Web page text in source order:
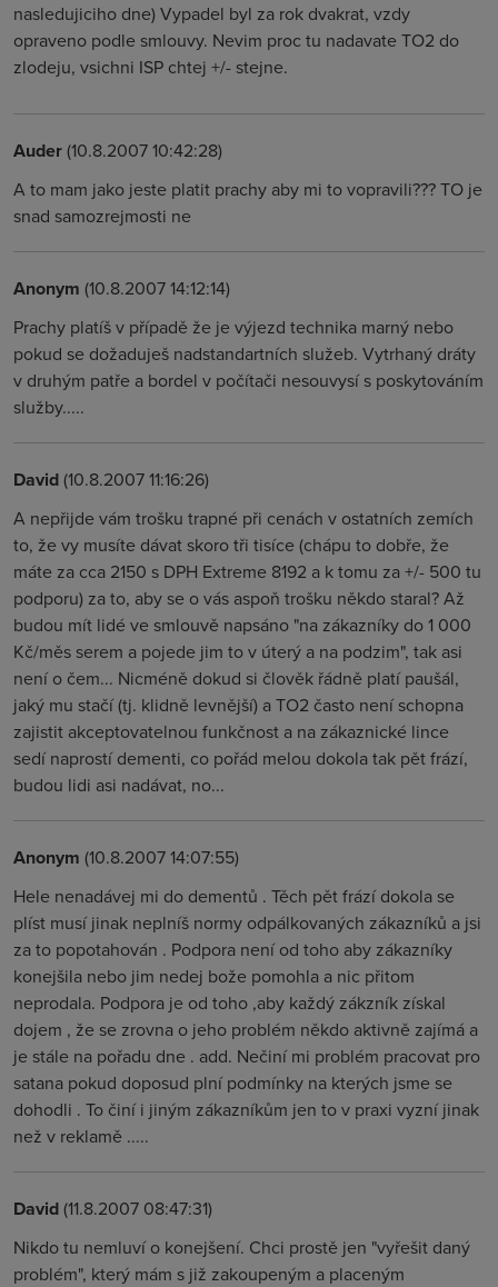
nasledujiciho dne) Vypadel byl za rok dvakrat, vzdy
opraveno podle smlouvy. Nevim proc tu nadavate TO2 do
zlodeju, vsichni ISP chtej +/- stejne.
Auder(10.8.2007 10:42:28)
A to mam jako jeste platit prachy aby mi to vopravili??? TO je
snad samozrejmosti ne
Anonym (10.8.2007 14:12:14)
Prachy platíš v případě že je výjezd technika marný nebo
pokud se dožaduješ nadstandartních služeb. Vytrhaný dráty
v druhým patře a bordel v počítači nesouvysí s poskytováním
služby.....
David(10.8.2007 11:16:26)
A nepřijde vám trošku trapné při cenách v ostatních zemích
to, že vy musíte dávat skoro tři tisíce (chápu to dobře, že
máte za cca 2150 s DPH Extreme 8192 a k tomu za +/- 500 tu
podporu) za to, aby se o vás aspoň trošku někdo staral? Až
budou mít lidé ve smlouvě napsáno "na zákazníky do 1 000
Kč/měs serem a pojede jim to v úterý a na podzim", tak asi
není o čem... Nicméně dokud si člověk řádně platí paušál,
jaký mu stačí (tj. klidně levnější) a TO2 často není schopna
zajistit akceptovatelnou funkčnost a na zákaznické lince
sedí naprostí dementi, co pořád melou dokola tak pět frází,
budou lidi asi nadávat, no...
Anonym (10.8.2007 14:07:55)
Hele nenadávej mi do dementů . Těch pět frází dokola se
plíst musí jinak neplníš normy odpálkovaných zákazníků a jsi
za to popotahován . Podpora není od toho aby zákazníky
konejšila nebo jim nedej bože pomohla a nic přitom
neprodala. Podpora je od toho ,aby každý zákzník získal
dojem , že se zrovna o jeho problém někdo aktivně zajímá a
je stále na pořadu dne . add. Nečiní mi problém pracovat pro
satana pokud doposud plní podmínky na kterých jsme se
dohodli . To činí i jiným zákazníkům jen to v praxi vyzní jinak
než v reklamě .....
David(11.8.2007 08:47:31)
Nikdo tu nemluví o konejšení. Chci prostě jen "vyřešit daný
problém", který mám s již zakoupeným a placeným